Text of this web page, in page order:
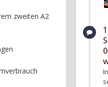
zweiten A2